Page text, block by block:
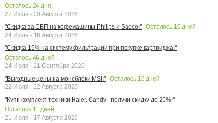
Осталось 24 дня
27 Июля - 30 Августа 2026
"Скидка за СБП на кофемашины Philips и Saeco!"
Осталось 10 дней
24 Июля - 16 Августа 2026
"Скидка 15% на систему фильтрации при покупке картриджа!"
Осталось 46 дней
24 Июля - 21 Сентября 2026
"Выгодные цены на моноблоки MSI!"
Осталось 16 дней
22 Июля - 22 Августа 2026
"Купи комплект техники Haier, Candy - получи скидку до 20%!"
Осталось 11 дней
21 Июля - 17 Августа 2026